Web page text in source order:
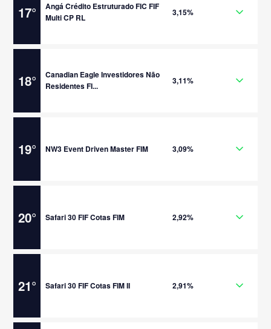
17°
Angá Crédito Estruturado FIC FIF
Multi CP RL
3,15%
18°
Canadian Eagle Investidores Não
Residentes FI...
3,11%
19° NW3 Event Driven Master FIM 3,09%
20° Safari 30 FIF Cotas FIM 2,92%
21° Safari 30 FIF Cotas FIM II 2,91%